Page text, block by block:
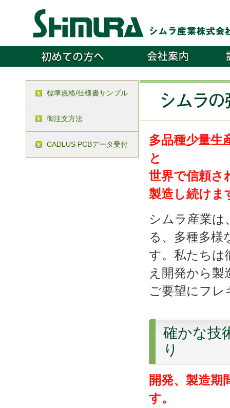
多品種少量生
と
世界で信頼さ
製造し続けま
シムラ産業は
る、多種多様
す。私たちは
え開発から
ご要望にフレ
確かな技
り
開発、製造期
す。
標準規格/仕様書サンプル
御注文方法
CADLUS PCBデータ受付